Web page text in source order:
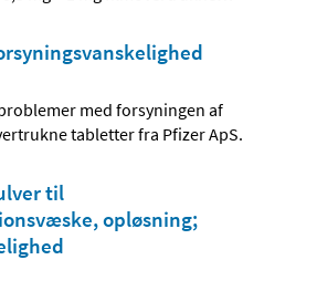
med forsyningen af
tabletter fra Pfizer ApS.
til
opløsning;